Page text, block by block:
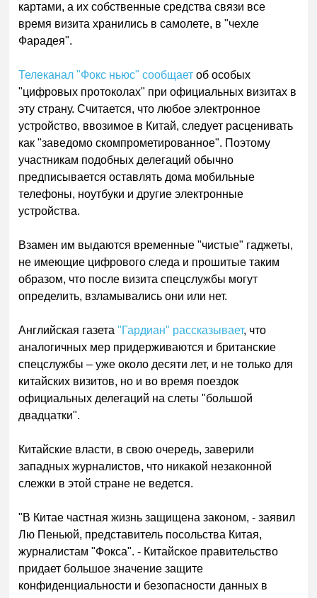
картами, а их собственные средства связи все
время визита хранились в самолете, в "чехле
Фарадея".
Телеканал "Фокс ньюс" сообщает об особых
"цифровых протоколах" при официальных визитах в
эту страну. Считается, что любое электронное
устройство, ввозимое в Китай, следует расценивать
как "заведомо скомпрометированное". Поэтому
участникам подобных делегаций обычно
предписывается оставлять дома мобильные
телефоны, ноутбуки и другие электронные
устройства.
Взамен им выдаются временные "чистые" гаджеты,
не имеющие цифрового следа и прошитые таким
образом, что после визита спецслужбы могут
определить, взламывались они или нет.
Английская газета"Гардиан" рассказывает, что
аналогичных мер придерживаются и британские
спецслужбы – уже около десяти лет, и не только для
китайских визитов, но и во время поездок
официальных делегаций на слеты "большой
двадцатки".
Китайские власти, в свою очередь, заверили
западных журналистов, что никакой незаконной
слежки в этой стране не ведется.
"В Китае частная жизнь защищена законом, - заявил
Лю Пеньюй, представитель посольства Китая,
журналистам "Фокса". - Китайское правительство
придает большое значение защите
конфиденциальности и безопасности данных в